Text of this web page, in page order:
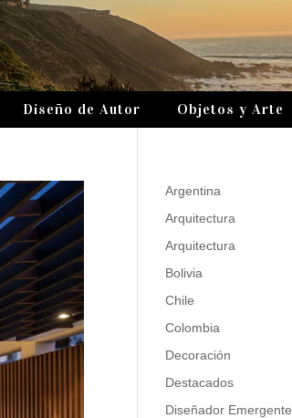
Diseño de Autor Objetos y Arte
Argentina
Arquitectura
Arquitectura
Bolivia
Chile
Colombia
Decoración
Destacados
Diseñador Emergente